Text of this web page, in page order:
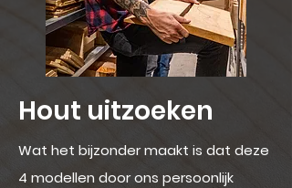
Hout uitzoeken
Wat het bijzonder maakt is dat deze
4 modellen door ons persoonlijk